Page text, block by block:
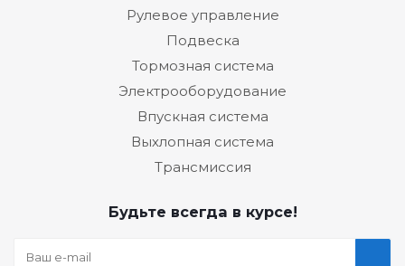
Рулевое управление
Подвеска
Тормозная система
Электрооборудование
Впускная система
Выхлопная система
Трансмиссия
Будьте всегда в курсе!